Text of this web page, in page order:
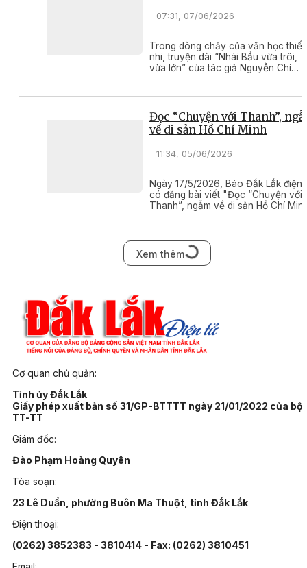
07:31, 07/06/2026
Trong dòng chảy của văn học thiếu
nhi, truyện dài “Nhái Bầu vừa trôi,
vừa lớn” của tác giả Nguyễn Chí
buồn nhưng lấp lánh tình người.
Đọc “Chuyện với Thanh”,
về di sản Hồ Chí Minh
11:34, 05/06/2026
Ngày 17/5/2026, Báo Đắk Lắk điện
có đăng bài viết "Đọc “Chuyện với
Thanh”, ngẫm về di sản Hồ Chí
hợp.
Xem thêm
Cơ quan chủ quản:
Tỉnh ủy Đắk Lắk
Giấy phép xuất bản số 31/GP-BTTTT ngày 21/01/2022 của bộ
TT-TT
Giám đốc:
Đào Phạm Hoàng Quyên
Tòa soạn:
23 Lê Duẩn, phường Buôn Ma Thuột, tỉnh Đắk Lắk
Điện thoại:
(0262) 3852383 - 3810414 - Fax: (0262) 3810451